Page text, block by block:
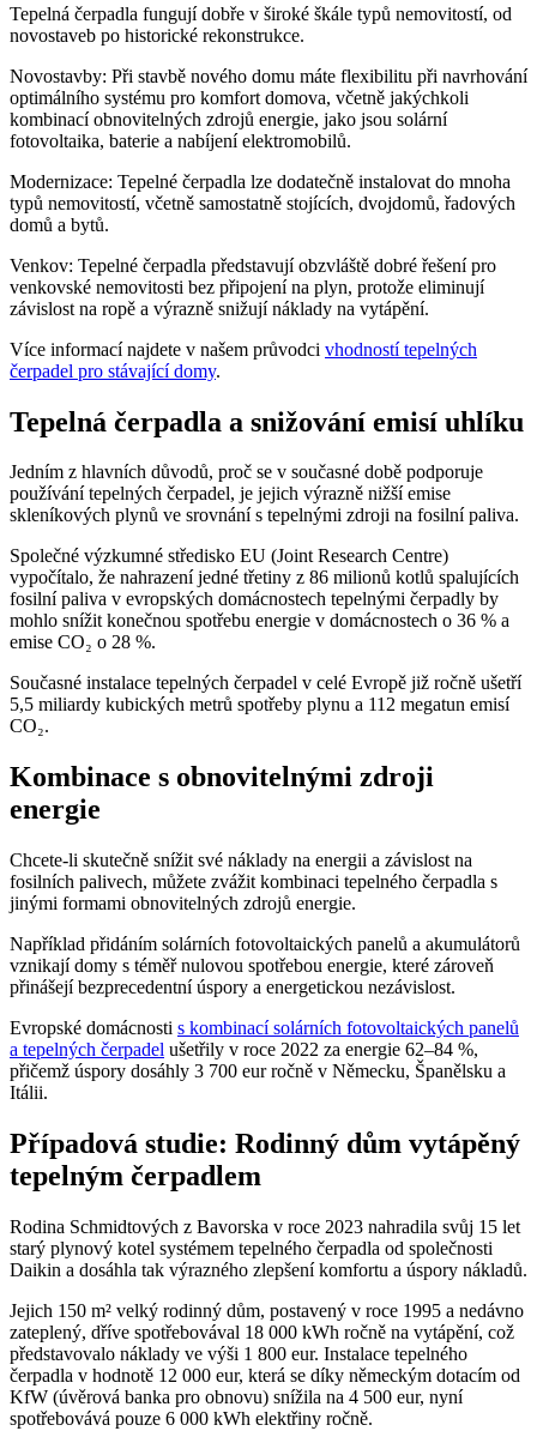
Tepelná čerpadla fungují dobře v široké škále typů nemovitostí, od
novostaveb po historické rekonstrukce.
Novostavby: Při stavbě nového domu máte flexibilitu při navrhování
optimálního systému pro komfort domova, včetně jakýchkoli
kombinací obnovitelných zdrojů energie, jako jsou solární
fotovoltaika, baterie a nabíjení elektromobilů.
Modernizace: Tepelné čerpadla lze dodatečně instalovat do mnoha
typů nemovitostí, včetně samostatně stojících, dvojdomů, řadových
domů a bytů.
Venkov: Tepelné čerpadla představují obzvláště dobré řešení pro
venkovské nemovitosti bez připojení na plyn, protože eliminují
závislost na ropě a výrazně snižují náklady na vytápění.
Více informací najdete v našem průvodci vhodností tepelných
čerpadel pro stávající domy.
Tepelná čerpadla a snižování emisí uhlíku
Jedním z hlavních důvodů, proč se v současné době podporuje
používání tepelných čerpadel, je jejich výrazně nižší emise
skleníkových plynů ve srovnání s tepelnými zdroji na fosilní paliva.
Společné výzkumné středisko EU (Joint Research Centre)
vypočítalo, že nahrazení jedné třetiny z 86 milionů kotlů spalujících
fosilní paliva v evropských domácnostech tepelnými čerpadly by
mohlo snížit konečnou spotřebu energie v domácnostech o 36 % a
emise CO₂ o 28 %.
Současné instalace tepelných čerpadel v celé Evropě již ročně ušetří
5,5 miliardy kubických metrů spotřeby plynu a 112 megatun emisí
CO₂.
Kombinace s obnovitelnými zdroji
energie
Chcete-li skutečně snížit své náklady na energii a závislost na
fosilních palivech, můžete zvážit kombinaci tepelného čerpadla s
jinými formami obnovitelných zdrojů energie.
Například přidáním solárních fotovoltaických panelů a akumulátorů
vznikají domy s téměř nulovou spotřebou energie, které zároveň
přinášejí bezprecedentní úspory a energetickou nezávislost.
Evropské domácnosti s kombinací solárních fotovoltaických panelů
a tepelných čerpadel ušetřily v roce 2022 za energie 62–84 %,
přičemž úspory dosáhly 3 700 eur ročně v Německu, Španělsku a
Itálii.
Případová studie: Rodinný dům vytápěný
tepelným čerpadlem
Rodina Schmidtových z Bavorska v roce 2023 nahradila svůj 15 let
starý plynový kotel systémem tepelného čerpadla od společnosti
Daikin a dosáhla tak výrazného zlepšení komfortu a úspory nákladů.
Jejich 150 m² velký rodinný dům, postavený v roce 1995 a nedávno
zateplený, dříve spotřebovával 18 000 kWh ročně na vytápění, což
představovalo náklady ve výši 1 800 eur. Instalace tepelného
čerpadla v hodnotě 12 000 eur, která se díky německým dotacím od
KfW (úvěrová banka pro obnovu) snížila na 4 500 eur, nyní
spotřebovává pouze 6 000 kWh elektřiny ročně.